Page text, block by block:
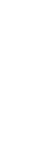
Mise À Jour 8
Le Streaming